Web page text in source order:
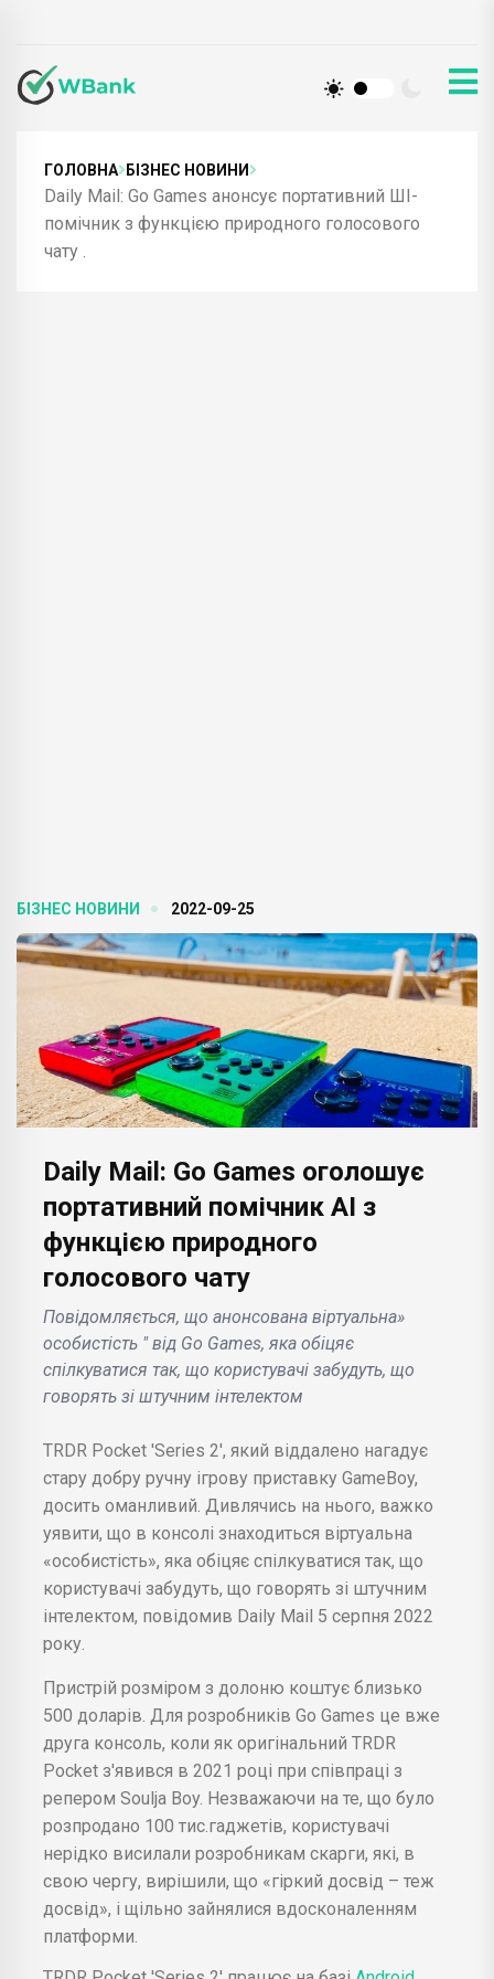
ГОЛОВНА БІЗНЕС НОВИНИ
Daily Mail: Go Games анонсує портативний ШІ-
помічник з функцією природного голосового
чату .
БІЗНЕС НОВИНИ 2022-09-25
Daily Mail: Go Games оголошує
портативний помічник AI з
функцією природного
голосового чату
Повідомляється, що анонсована віртуальна»
особистість " від Go Games, яка обіцяє
спілкуватися так, що користувачі забудуть, що
говорять зі штучним інтелектом
TRDR Pocket 'Series 2', який віддалено нагадує
стару добру ручну ігрову приставку GameBoy,
досить оманливий. Дивлячись на нього, важко
уявити, що в консолі знаходиться віртуальна
«особистість», яка обіцяє спілкуватися так, що
користувачі забудуть, що говорять зі штучним
інтелектом, повідомив Daily Mail 5 серпня 2022
року.
Пристрій розміром з долоню коштує близько
500 доларів. Для розробників Go Games це вже
друга консоль, коли як оригінальний TRDR
Pocket з'явився в 2021 році при співпраці з
репером Soulja Boy. Незважаючи на те, що було
розпродано 100 тис.гаджетів, користувачі
нерідко висилали розробникам скарги, які, в
свою чергу, вирішили, що «гіркий досвід – теж
досвід», і щільно зайнялися вдосконаленням
платформи.